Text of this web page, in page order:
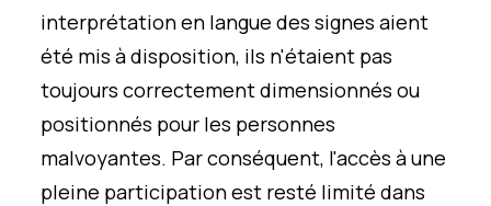
interprétation en langue des signes aient
été mis à disposition, ils n'étaient pas
toujours correctement dimensionnés ou
positionnés pour les personnes
malvoyantes. Par conséquent, l'accès à une
pleine participation est resté limité dans